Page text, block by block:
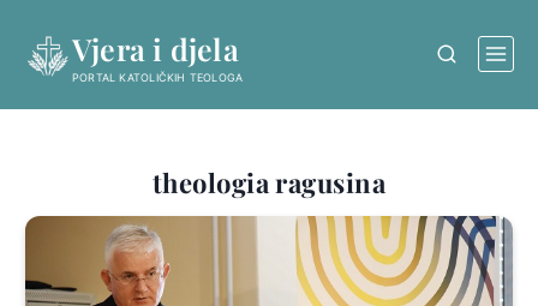
content
Vjera i djela
PORTAL KATOLIČKIH TEOLOGA
theologia ragusina